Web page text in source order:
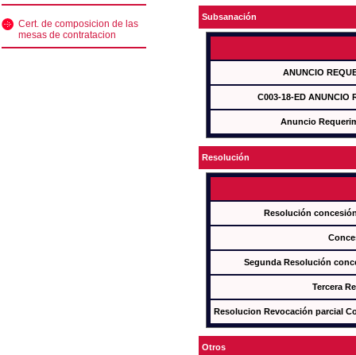
Cert. de composicion de las
mesas de contratacion
Subsanación
ANUNCIO
C003-18-ED ANUNCIO
Anuncio
Resolución
Resolución
Segunda Resolución
Tercera
Resolucion Revocación parcial
Otros